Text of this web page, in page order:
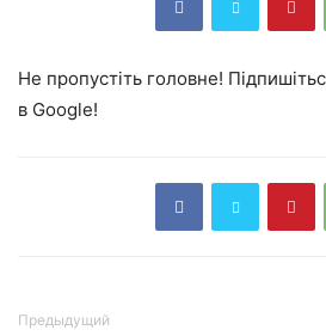
Не пропустіть головне!
в Google!
Предыдущий